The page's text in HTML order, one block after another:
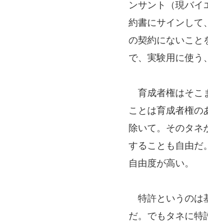
ンサント（現バイ
約書にサインして
の契約にないこと
で、実験用に使う
育成者権はそこ
ことは育成者権の
除いて。そのタネ
することも自由だ
自由度が高い。
特許というのは
だ。でもタネに特